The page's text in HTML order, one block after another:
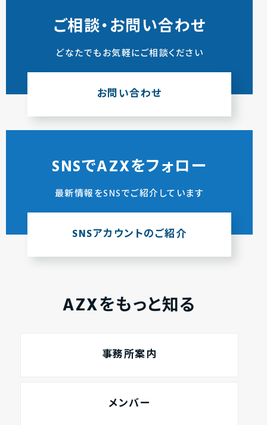
ご相談・お問い合わせ
どなたでもお気軽にご相談ください
お問い合わせ
SNSでAZXをフォロー
最新情報をSNSでご紹介しています
SNSアカウントのご紹介
AZXをもっと知る
事務所案内
メンバー